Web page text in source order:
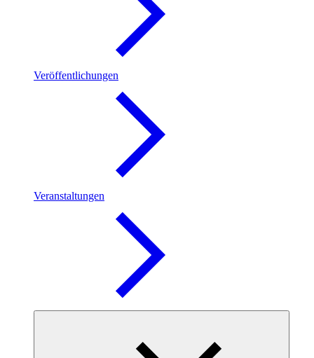
Veröffentlichungen
Veranstaltungen